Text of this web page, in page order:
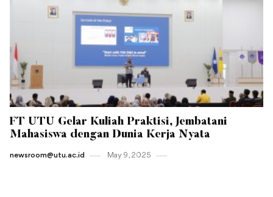
FT UTU Gelar Kuliah Praktisi, Jembatani
Mahasiswa dengan Dunia Kerja Nyata
newsroom@utu.ac.id May 9 , 2025